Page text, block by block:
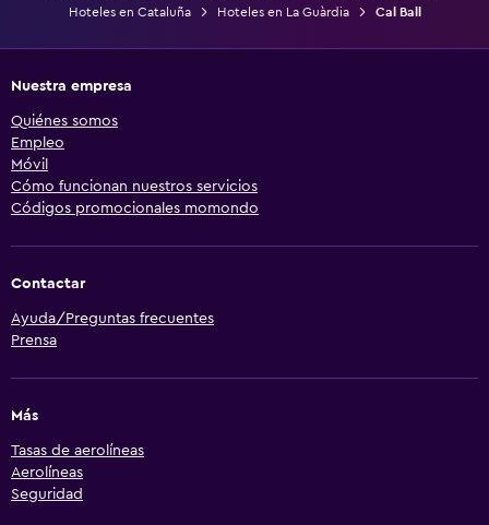
Hoteles en Cataluña
Hoteles en La Guàrdia Cal Ball
Nuestra empresa
Quiénes somos
Empleo
Móvil
Cómo funcionan nuestros servicios
Códigos promocionales momondo
Contactar
Ayuda/Preguntas frecuentes
Prensa
Más
Tasas de aerolíneas
Aerolíneas
Seguridad